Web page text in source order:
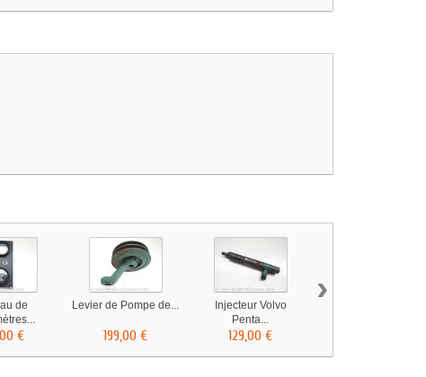
de
€
Levier de Pompe de...
199,00 €
Injecteur Volvo
Penta...
129,00 €
›